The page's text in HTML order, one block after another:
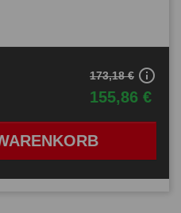
155,86 €
173,18 € info_outline